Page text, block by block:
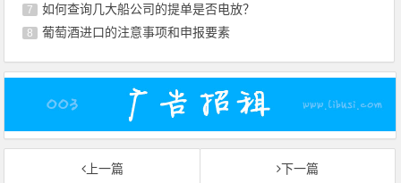
7 如何查询几大船公司的提单是否电放？
8 葡萄酒进口的注意事项和申报要素
上一篇
下一篇